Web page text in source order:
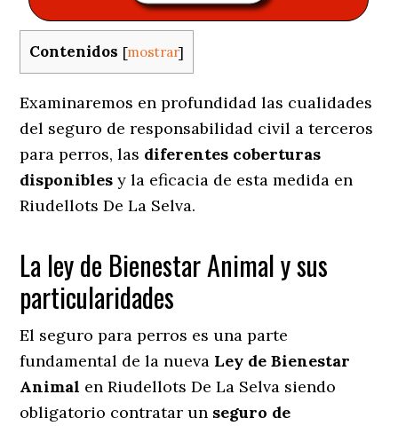
Contenidos [mostrar]
Examinaremos en profundidad las cualidades
del seguro de responsabilidad civil a terceros
para perros, las diferentes coberturas
disponibles y la eficacia de esta medida en
Riudellots De La Selva.
La ley de Bienestar Animal y sus
particularidades
El seguro para perros es una parte
fundamental de la nueva Ley de Bienestar
Animal en Riudellots De La Selva siendo
obligatorio contratar un seguro de